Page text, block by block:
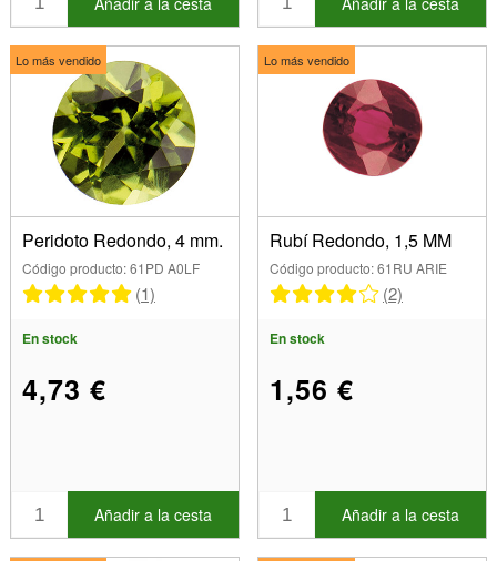
Turquesa cabujón (9)
Unaquita (1)
10,00 mm (27)
12,00 mm (7)
14,00 mm (2)
16,00 mm (6)
20,00 mm (3)
26,00 mm (1)
Lo más vendido
Peridoto Redondo, 4 mm.
Código producto: 61PD A0LF
(1)
En stock
4,73 €
Añadir a la cesta
Lo más vendido
Rubí Redondo, 1,5 MM
Código producto: 61RU ARIE
(2)
En stock
1,56 €
Añadir a la cesta